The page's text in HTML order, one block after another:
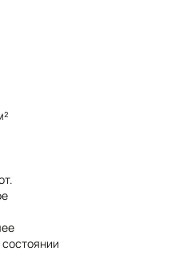
состоянии